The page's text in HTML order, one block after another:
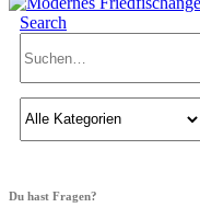
Search
Du hast Fragen?